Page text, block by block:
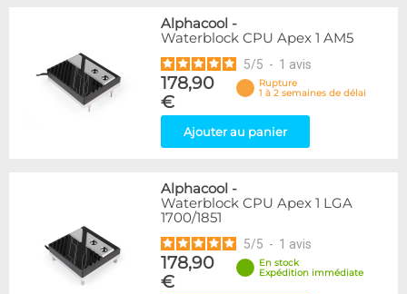
Alphacool -
Waterblock CPU Apex 1 AM5
5/5 - 1 avis
178,90
€
Rupture
1 à 2 semaines de délai
Ajouter au panier
Alphacool -
Waterblock CPU Apex 1 LGA
1700/1851
5/5 - 1 avis
178,90
€
En stock
Expédition immédiate